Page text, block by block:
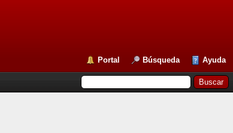
Portal Búsqueda Ayuda